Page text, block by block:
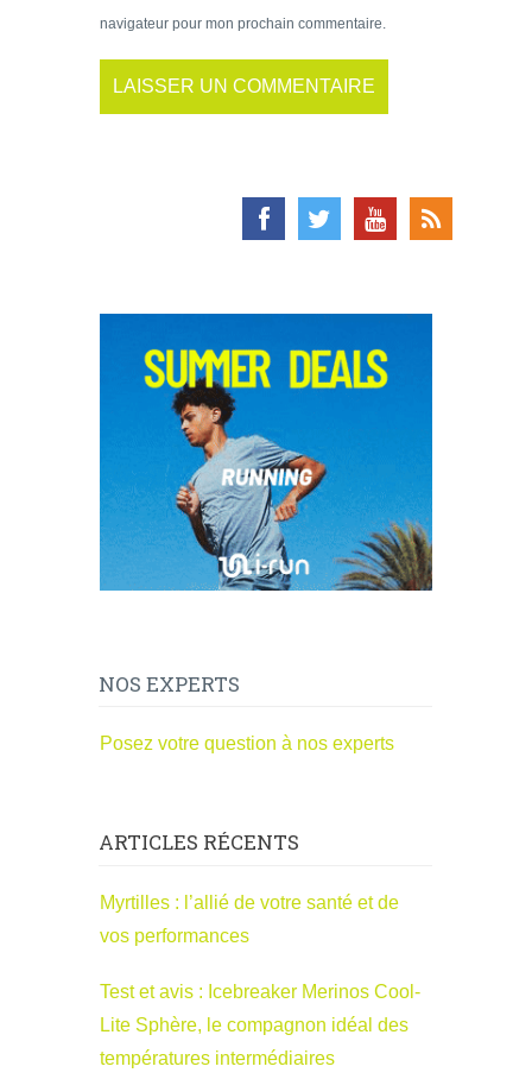
navigateur pour mon prochain commentaire.
NOS EXPERTS
Posez votre question à nos experts
ARTICLES RÉCENTS
Myrtilles : l’allié de votre santé et de
vos performances
Test et avis : Icebreaker Merinos Cool-
Lite Sphère, le compagnon idéal des
températures intermédiaires